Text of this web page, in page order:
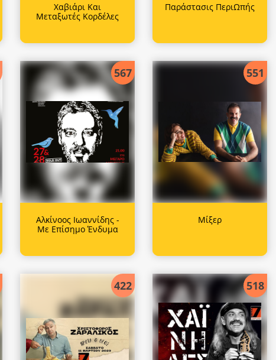
Χαβιάρι Και
Μεταξωτές Κορδέλες
Παράστασις ΠεριΩπής
567
Αλκίνοος Ιωαννίδης -
Με Επίσημο Ένδυμα
551
Μίξερ
422 518